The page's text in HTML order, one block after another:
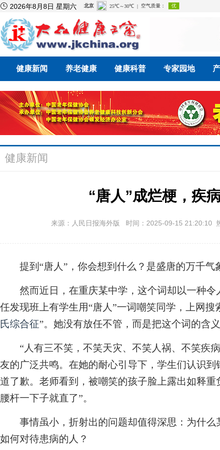
 2026年8月8日 星期六
健康新闻 养老健康 健康科普 专家园地
健康新闻
“唐人”成烂梗，疾
来源：人民日报海外版 时间：2025-09-15 21:20:10
提到“唐人”，你会想到什么？是盛唐的万千气
然而近日，在重庆某中学，这个词却以一种
任发现班上有学生用“唐人”一词嘲笑同学，上网
氏综合征”。她没有放任不管，而是把这个词的含
“人有三不笑，不笑天灾、不笑人祸、不笑疾病
友的广泛共鸣。在她的耐心引导下，学生们认识
道了歉。老师看到，被嘲笑的孩子脸上露出如释
腰杆一下子就直了”。
事情虽小，折射出的问题却值得深思：为什么
如何对待患病的人？